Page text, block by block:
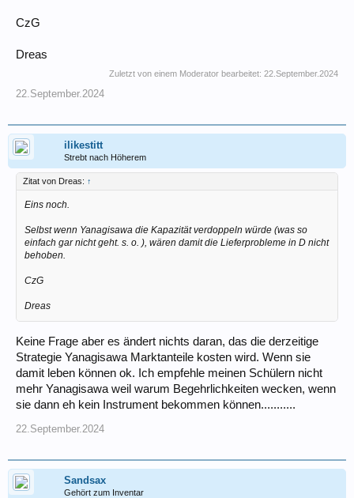
CzG
Dreas
Zuletzt von einem Moderator bearbeitet: 22.September.2024
22.September.2024
ilikestitt
Strebt nach Höherem
Zitat von Dreas: ↑
Eins noch.
Selbst wenn Yanagisawa die Kapazität verdoppeln würde (was so
einfach gar nicht geht. s. o. ), wären damit die Lieferprobleme in D nicht
behoben.
CzG
Dreas
Keine Frage aber es ändert nichts daran, das die derzeitige
Strategie Yanagisawa Marktanteile kosten wird. Wenn sie
damit leben können ok. Ich empfehle meinen Schülern nicht
mehr Yanagisawa weil warum Begehrlichkeiten wecken, wenn
sie dann eh kein Instrument bekommen können...........
22.September.2024
Sandsax
Gehört zum Inventar